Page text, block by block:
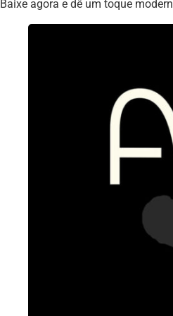
Baixe agora e dê um toque